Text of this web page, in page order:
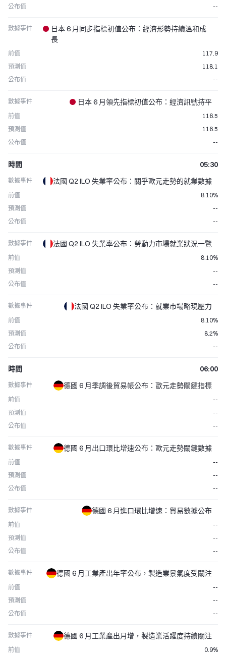
公布值
--
數據事件
日本 6 月同步指標初值公布：經濟形勢持續溫和成
長
前值
117.9
預測值
118.1
公布值
--
數據事件 日本 6 月領先指標初值公布：經濟訊號持平
前值
116.5
預測值
116.5
公布值
--
時間 05:30
數據事件 法國 Q2 ILO 失業率公布：關乎歐元走勢的就業數據
前值
8.10%
預測值
--
公布值
--
數據事件 法國 Q2 ILO 失業率公布：勞動力市場就業狀況一覽
前值
8.10%
預測值
--
公布值
--
數據事件 法國 Q2 ILO 失業率公布：就業市場略現壓力
前值
8.10%
預測值
8.2%
公布值
--
時間 06:00
數據事件 德國 6 月季調後貿易帳公布：歐元走勢關鍵指標
前值
--
預測值
--
公布值
--
數據事件 德國 6 月出口環比增速公布：歐元走勢關鍵數據
前值
--
預測值
--
公布值
--
數據事件 德國 6 月進口環比增速：貿易數據公布
前值
--
預測值
--
公布值
--
數據事件 德國 6 月工業產出年率公布，製造業景氣度受關注
前值
--
預測值
--
公布值
--
數據事件 德國 6 月工業產出月增，製造業活躍度持續關注
前值 0.9%